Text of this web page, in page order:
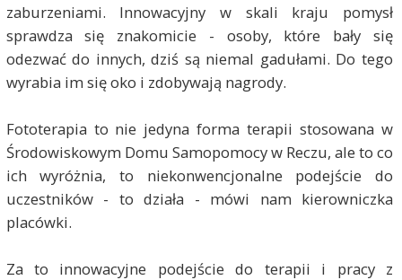
zaburzeniami. Innowacyjny w skali kraju pomysł
sprawdza się znakomicie - osoby, które bały się
odezwać do innych, dziś są niemal gadułami. Do tego
wyrabia im się oko i zdobywają nagrody.
Fototerapia to nie jedyna forma terapii stosowana w
Środowiskowym Domu Samopomocy w Reczu, ale to co
ich wyróżnia, to niekonwencjonalne podejście do
uczestników - to działa - mówi nam kierowniczka
placówki.
Za to innowacyjne podejście do terapii i pracy z